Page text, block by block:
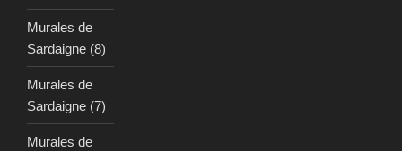
Murales de
Sardaigne (8)
Murales de
Sardaigne (7)
Murales de